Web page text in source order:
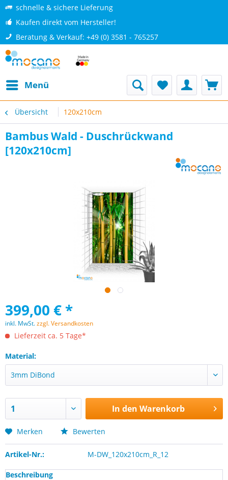
schnelle & sichere Lieferung
Kaufen direkt vom Hersteller!
Beratung & Verkauf: +49 (0) 3581 - 765257
Menü
Übersicht 120x210cm
Bambus Wald - Duschrückwand
[120x210cm]
399,00 € *
inkl. MwSt.zzgl. Versandkosten
Lieferzeit ca. 5 Tage*
Material:
In den Warenkorb
Merken Bewerten
Artikel-Nr.: M-DW_120x210cm_R_12
Beschreibung